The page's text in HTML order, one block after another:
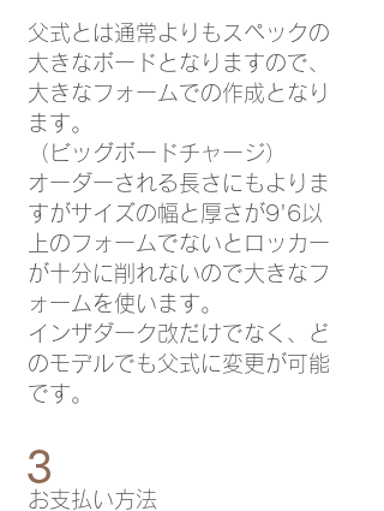
父式とは通常よりもスペックの
大きなボードとなりますので、
大きなフォームでの作成となり
ます。
（ビッグボードチャージ）
オーダーされる長さにもよりま
すがサイズの幅と厚さが9'6以
上のフォームでないとロッカー
が十分に削れないので大きなフ
ォームを使います。
インザダーク改だけでなく、ど
のモデルでも父式に変更が可能
です。
3
​お支払い方法